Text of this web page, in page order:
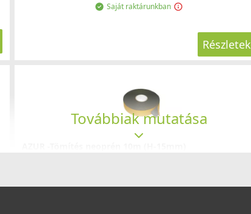
Saját raktárunkban
Részletek
Továbbiak mutatása